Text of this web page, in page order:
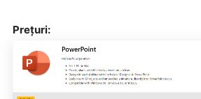
Prețuri: